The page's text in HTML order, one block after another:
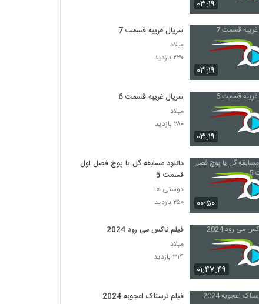
۰۳:۱۹
۰۳:۱۹
سریال غریبه قسمت 7
میلاد
۲۳۰ بازدید
۰۳:۱۹
سریال غریبه قسمت 6
میلاد
۲۸۰ بازدید
۰۰:۵۰
دانلود مسابقه گل یا پوچ فصل اول
قسمت 5
دوستی ها
۲۵۰ بازدید
۰۱:۴۷:۴۹
فیلم ناکس می رود 2024
میلاد
۳۱۴ بازدید
فیلم ترسناک اعجوبه 2024